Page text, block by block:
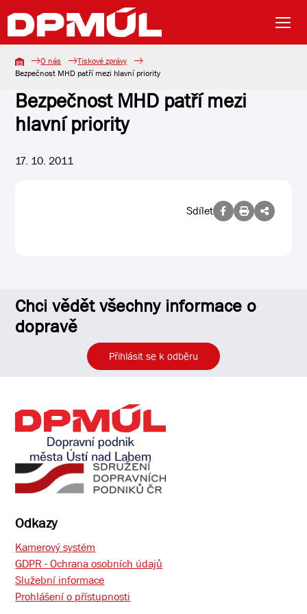
O nás
Tiskové zprávy
Bezpečnost MHD patří mezi hlavní priority
Bezpečnost MHD patří mezi
hlavní priority
17. 10. 2011
Sdílet
Chci vědět všechny informace o
dopravě
Přihlásit se k odběru
Odkazy
Kamerový systém
GDPR - Ochrana osobních údajů
Služební informace
Prohlášení o přístupnosti